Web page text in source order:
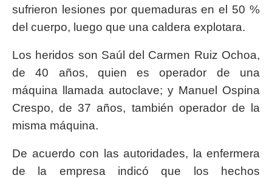
sufrieron lesiones por quemaduras en el 50 %
del cuerpo, luego que una caldera explotara.
Los heridos son Saúl del Carmen Ruiz Ochoa,
de 40 años, quien es operador de una
máquina llamada autoclave; y Manuel Ospina
Crespo, de 37 años, también operador de la
misma máquina.
De acuerdo con las autoridades, la enfermera
de la empresa indicó que los hechos